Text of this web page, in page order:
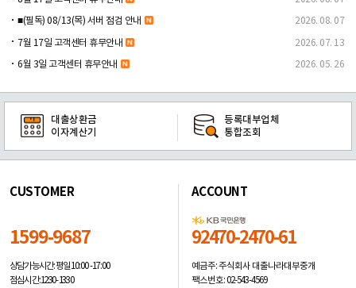
■(필독) 08/13(목) 서버 점검 안내 2026. 08. 07
7월 17일 고객센터 휴무안내 2026. 07. 13
6월 3일 고객센터 휴무안내 2026. 05. 26
대출상환금
이자계산기
등록대부업체
통합조회
CUSTOMER
1599-9687
상담가능시간: 평일10:00 -17:00
점심시간: 12:30 - 13:30
ACCOUNT
92470-2470-61
예금주: 주식회사 대출나라대부중개
팩스번호: 02-543-4569